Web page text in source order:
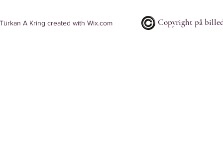
A Kring created with Wix.com Copyright på